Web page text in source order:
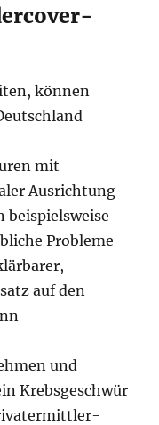
können
mit
Ausrichtung
Probleme
auf den
und
Krebsgeschwür